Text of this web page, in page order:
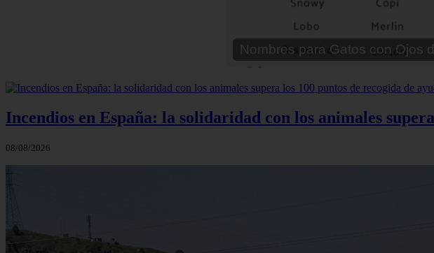
Nombres para Gatos con Ojos
Incendios en España: la solidaridad con los animales
08/08/2026